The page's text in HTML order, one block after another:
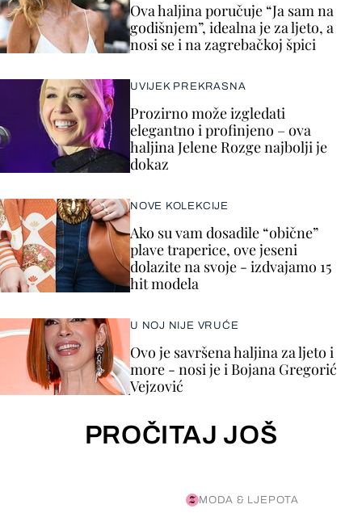
Ova haljina poručuje “Ja sam na
godišnjem”, idealna je za ljeto, a
nosi se i na zagrebačkoj špici
UVIJEK PREKRASNA
Prozirno može izgledati
elegantno i profinjeno – ova
haljina Jelene Rozge najbolji je
dokaz
NOVE KOLEKCIJE
Ako su vam dosadile “obične”
plave traperice, ove jeseni
dolazite na svoje - izdvajamo 15
hit modela
U NOJ NIJE VRUĆE
Ovo je savršena haljina za ljeto i
more - nosi je i Bojana Gregorić
Vejzović
PROČITAJ JOŠ
MODA & LJEPOTA